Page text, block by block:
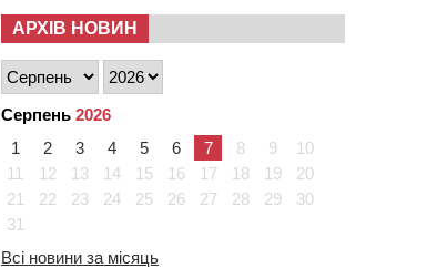
АРХІВ НОВИН
Серпень 2026
1
2 3 4 5 6 7 8 9
10
11
12 13 14 15 16 17 18 19
20
21
22 23 24 25 26 27 28 29
30
31
Всі новини за місяць